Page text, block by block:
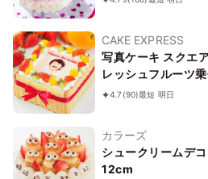
CAKE EXPRESS
写真ケーキ スクエ
レッシュフルーツ
トケーキ 5号
4.7 (90)最短 明日
カラーズ
シュークリームデ
12cm